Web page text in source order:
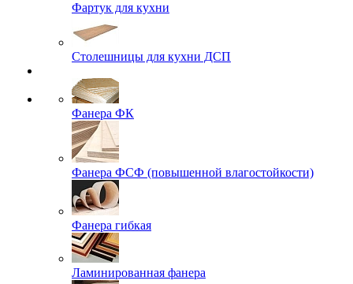
Фартук для кухни
Столешницы для кухни ДСП
Фанера ФК
Фанера ФСФ (повышенной влагостойкости)
Фанера гибкая
Ламинированная фанера